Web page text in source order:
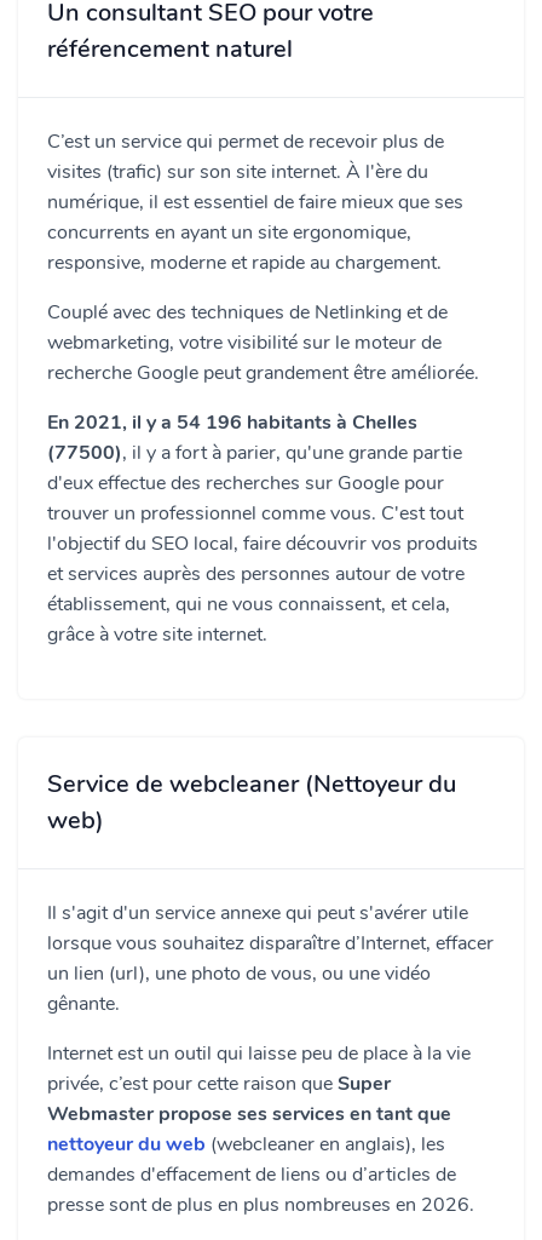
Un consultant SEO pour votre
référencement naturel
C’est un service qui permet de recevoir plus de
visites (trafic) sur son site internet. À l'ère du
numérique, il est essentiel de faire mieux que ses
concurrents en ayant un site ergonomique,
responsive, moderne et rapide au chargement.
Couplé avec des techniques de Netlinking et de
webmarketing, votre visibilité sur le moteur de
recherche Google peut grandement être améliorée.
En 2021, il y a 54 196 habitants à Chelles
(77500), il y a fort à parier, qu'une grande partie
d'eux effectue des recherches sur Google pour
trouver un professionnel comme vous. C'est tout
l'objectif du SEO local, faire découvrir vos produits
et services auprès des personnes autour de votre
établissement, qui ne vous connaissent, et cela,
grâce à votre site internet.
Service de webcleaner (Nettoyeur du
web)
Il s'agit d'un service annexe qui peut s'avérer utile
lorsque vous souhaitez disparaître d’Internet, effacer
un lien (url), une photo de vous, ou une vidéo
gênante.
Internet est un outil qui laisse peu de place à la vie
privée, c’est pour cette raison queSuper
Webmaster propose ses services en tant que
nettoyeur du web (webcleaner en anglais), les
demandes d'effacement de liens ou d’articles de
presse sont de plus en plus nombreuses en 2026.